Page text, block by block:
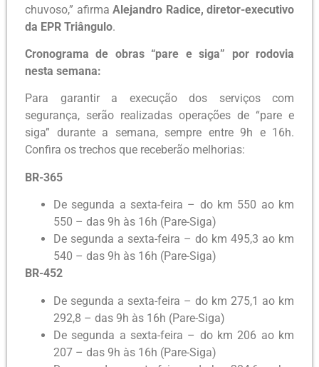
chuvoso,” afirma Alejandro Radice, diretor-executivo
da EPR Triângulo.
Cronograma de obras “pare e siga” por rodovia
nesta semana:
Para garantir a execução dos serviços com
segurança, serão realizadas operações de “pare e
siga” durante a semana, sempre entre 9h e 16h.
Confira os trechos que receberão melhorias:
BR-365
De segunda a sexta-feira – do km 550 ao km
550 – das 9h às 16h (Pare-Siga)
De segunda a sexta-feira – do km 495,3 ao km
540 – das 9h às 16h (Pare-Siga)
BR-452
De segunda a sexta-feira – do km 275,1 ao km
292,8 – das 9h às 16h (Pare-Siga)
De segunda a sexta-feira – do km 206 ao km
207 – das 9h às 16h (Pare-Siga)